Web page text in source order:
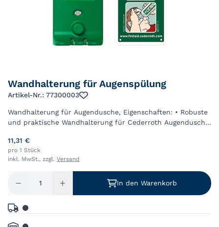
Wandhalterung für Augenspülung
Artikel-Nr.: 77300003
Wandhalterung für Augendusche, Eigenschaften: • Robuste
und praktische Wandhalterung für Cederroth Augendusche
aus der Wandhalterung • Wandhalt...
11,31 €
pro 1 Stück
inkl. MwSt., zzgl. Versand
In den Warenkorb